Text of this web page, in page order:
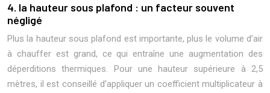
4. la hauteur sous plafond : un facteur souvent
négligé
Plus la hauteur sous plafond est importante, plus le volume d’air
à chauffer est grand, ce qui entraîne une augmentation des
déperditions thermiques. Pour une hauteur supérieure à 2,5
mètres, il est conseillé d’appliquer un coefficient multiplicateur à